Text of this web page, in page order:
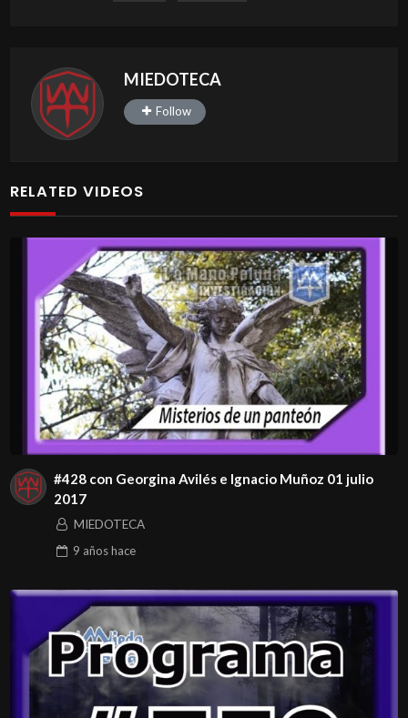
MIEDOTECA
Follow
RELATED VIDEOS
#428 con Georgina Avilés e Ignacio Muñoz 01 julio
2017
MIEDOTECA
9 añoshace